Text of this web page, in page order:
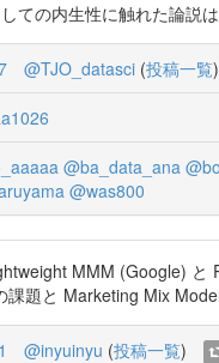
ての内生性に触れた論説
@TJO_datasci (投稿一覧)
@ba_data_ana
@was800
MMM (Google)
課題と Marketing Mix
@inyuinyu (投稿一覧)